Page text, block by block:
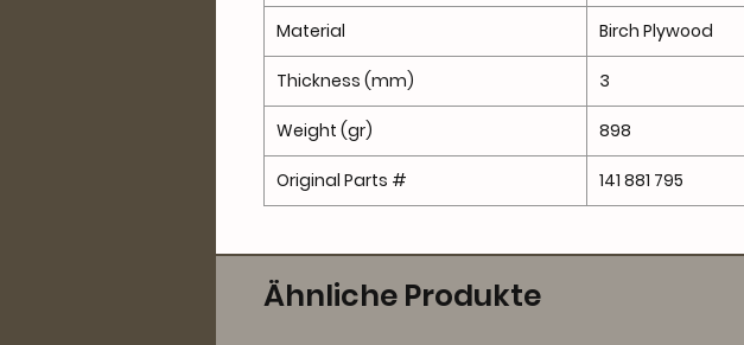
Material Birch Plywood
Thickness (mm) 3
Weight (gr) 898
Original Parts # 141 881 795
Ähnliche Produkte